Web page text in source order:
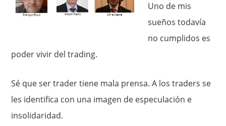
Uno de mis
sueños todavía
no cumplidos es
poder vivir del trading.
Sé que ser trader tiene mala prensa. A los traders se
les identifica con una imagen de especulación e
insolidaridad.